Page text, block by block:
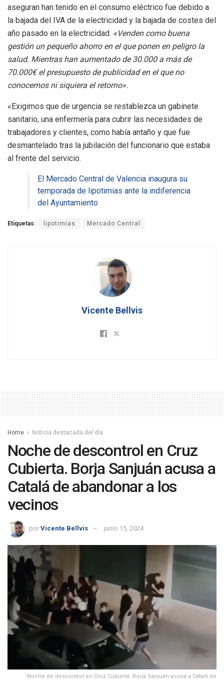
aseguran han tenido en el consumo eléctrico fue debido a
la bajada del IVA de la electricidad y la bajada de costes del
año pasado en la electricidad. «Venden como buena
gestión un pequeño ahorro en el que ponen en peligro la
salud. Mientras han aumentado de 30.000 a más de
70.000€ el presupuesto de publicidad en el que no
conocemos ni siquiera el retorno».
«Exigimos que de urgencia se restablezca un gabinete
sanitario, una enfermería para cubrir las necesidades de
trabajadores y clientes, como había antaño y que fue
desmantelado tras la jubilación del funcionario que estaba
al frente del servicio.
El Mercado Central de Valencia inaugura su
temporada de lipotimias ante la indiferencia
del Ayuntamiento
Etiquetas: lipotimias Mercado Central
Vicente Bellvis
Home Noticia destacada del día
Noche de descontrol en Cruz
Cubierta. Borja Sanjuán acusa a
Catalá de abandonar a los
vecinos
por Vicente Bellvis junio 15, 2024
Noche de descontrol en Cruz Cubierta. Borja Sanjuán acusa a Catalá de